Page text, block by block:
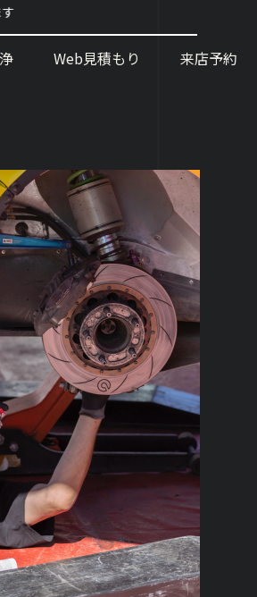
Web見積もり 来店予約